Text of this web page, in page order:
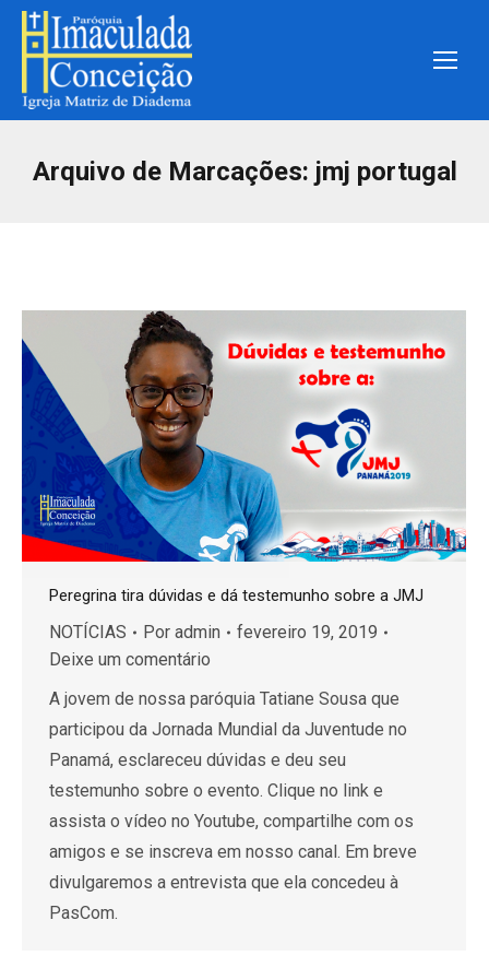
Arquivo de Marcações: jmj portugal
Peregrina tira dúvidas e dá testemunho sobre a JMJ
NOTÍCIAS Por admin
fevereiro 19, 2019
Deixe um comentário
A jovem de nossa paróquia Tatiane Sousa que
participou da Jornada Mundial da Juventude no
Panamá, esclareceu dúvidas e deu seu
testemunho sobre o evento. Clique no link e
assista o vídeo no Youtube, compartilhe com os
amigos e se inscreva em nosso canal. Em breve
divulgaremos a entrevista que ela concedeu à
PasCom.